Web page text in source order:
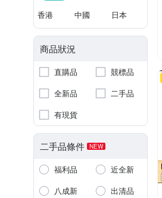
香港 中國 日本
商品狀況
直購品
競標品
全新品
二手品
有現貨
二手品條件 NEW
福利品
近全新
八成新
出清品